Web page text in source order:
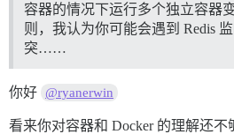
容器的情况下运行多个独立容
则，我认为你可能会遇到 Redis
突……
你好 @ryanerwin
看来你对容器和 Docker 的理解还